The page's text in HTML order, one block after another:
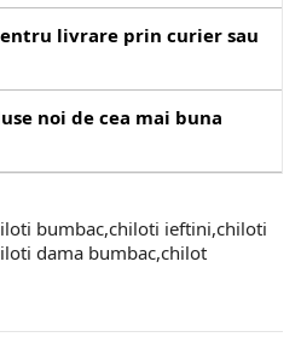
livrare prin curier sau
noi de cea mai buna
bumbac,chiloti ieftini,chiloti
dama bumbac,chilot